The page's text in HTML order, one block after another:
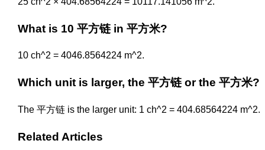
What is 10 平方链 in 平方米?
10 ch^2 = 4046.8564224 m^2.
Which unit is larger, the 平方链 or the 平方米?
The 平方链 is the larger unit: 1 ch^2 = 404.68564224 m^2.
Related Articles